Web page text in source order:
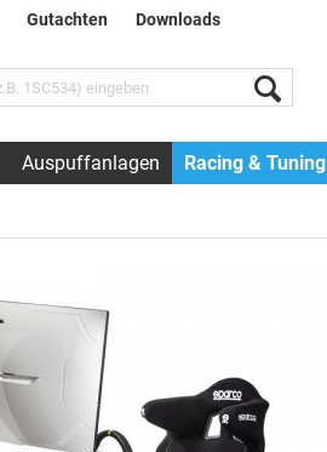
Gutachten Downloads
Auspuffanlagen Racing & Tuning